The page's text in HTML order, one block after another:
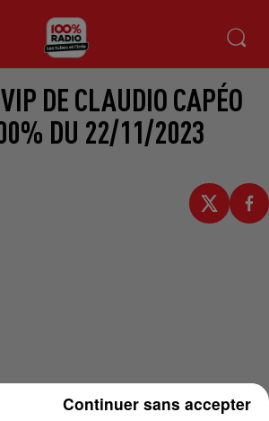
DE CLAUDIO CAPÉO
DU 22/11/2023
Continuer sans accepter